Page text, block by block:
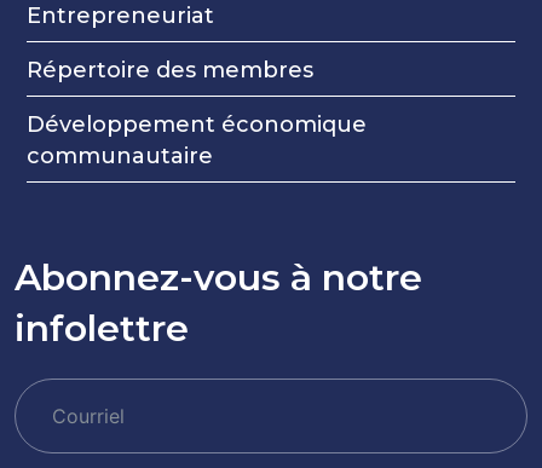
Entrepreneuriat
Répertoire des membres
Développement économique
communautaire
Abonnez-vous à notre
infolettre